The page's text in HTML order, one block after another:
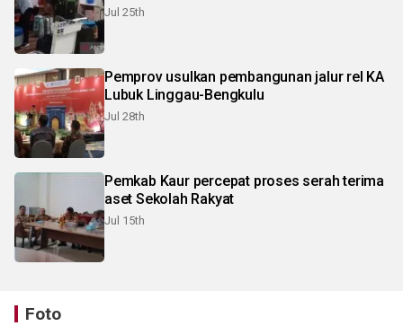
Jul 25th
Pemprov usulkan pembangunan jalur rel KA
Lubuk Linggau-Bengkulu
Jul 28th
Pemkab Kaur percepat proses serah terima
aset Sekolah Rakyat
Jul 15th
Foto